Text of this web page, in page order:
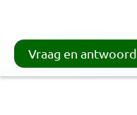
Vraag en antwoord